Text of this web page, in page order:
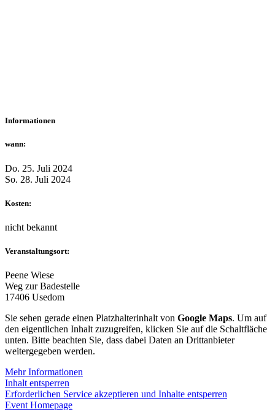
Informationen
wann:
Do. 25. Juli 2024
So. 28. Juli 2024
Kosten:
nicht bekannt
Veranstaltungsort:
Peene Wiese
Weg zur Badestelle
17406 Usedom
Sie sehen gerade einen Platzhalterinhalt von Google Maps. Um auf
den eigentlichen Inhalt zuzugreifen, klicken Sie auf die Schaltfläche
unten. Bitte beachten Sie, dass dabei Daten an Drittanbieter
weitergegeben werden.
Mehr Informationen
Inhalt entsperren
Erforderlichen Service akzeptieren und Inhalte entsperren
Event Homepage